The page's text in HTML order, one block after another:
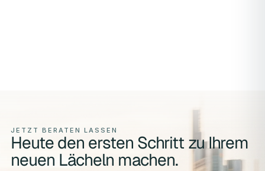
JETZT BERATEN LASSEN
Heute den ersten Schritt zu Ihrem
neuen Lächeln machen.